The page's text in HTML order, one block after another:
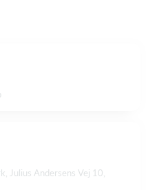
Julius Andersens Vej 10,